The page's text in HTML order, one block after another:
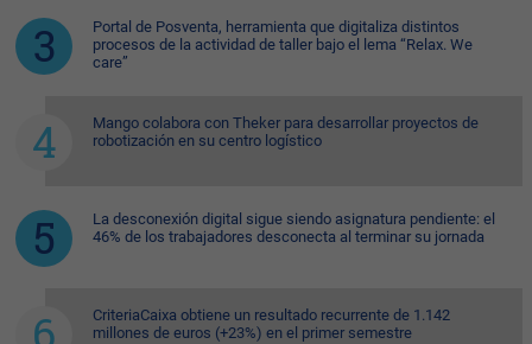
Portal de Posventa, herramienta que digitaliza distintos
procesos de la actividad de taller bajo el lema “Relax. We
care”
Mango colabora con Theker para desarrollar proyectos de
robotización en su centro logístico
La desconexión digital sigue siendo asignatura pendiente: el
46% de los trabajadores desconecta al terminar su jornada
CriteriaCaixa obtiene un resultado recurrente de 1.142
millones de euros (+23%) en el primer semestre